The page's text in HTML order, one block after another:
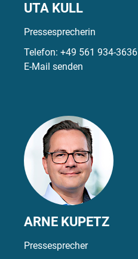
UTA KULL
Pressesprecherin
Telefon: +49 561 934-3636
E-Mail senden
ARNE KUPETZ
Pressesprecher